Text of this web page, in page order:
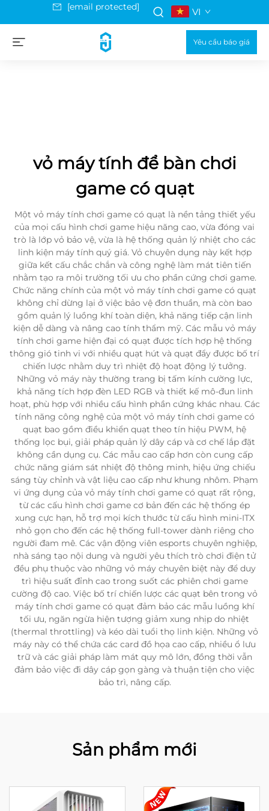
[email protected] VI
Yêu cầu báo giá
vỏ máy tính để bàn chơi
game có quạt
Một vỏ máy tính chơi game có quạt là nền tảng thiết yếu
của mọi cấu hình chơi game hiệu năng cao, vừa đóng vai
trò là lớp vỏ bảo vệ, vừa là hệ thống quản lý nhiệt cho các
linh kiện máy tính quý giá. Vỏ chuyên dụng này kết hợp
giữa kết cấu chắc chắn và công nghệ làm mát tiên tiến
nhằm tạo ra môi trường tối ưu cho phần cứng chơi game.
Chức năng chính của một vỏ máy tính chơi game có quạt
không chỉ dừng lại ở việc bảo vệ đơn thuần, mà còn bao
gồm quản lý luồng khí toàn diện, khả năng tiếp cận linh
kiện dễ dàng và nâng cao tính thẩm mỹ. Các mẫu vỏ máy
tính chơi game hiện đại có quạt được tích hợp hệ thống
thông gió tinh vi với nhiều quạt hút và quạt đẩy được bố trí
chiến lược nhằm duy trì nhiệt độ hoạt động lý tưởng.
Những vỏ máy này thường trang bị tấm kính cường lực,
khả năng tích hợp đèn LED RGB và thiết kế mô-đun linh
hoạt, phù hợp với nhiều cấu hình phần cứng khác nhau. Các
tính năng công nghệ của một vỏ máy tính chơi game có
quạt bao gồm điều khiển quạt theo tín hiệu PWM, hệ
thống lọc bụi, giải pháp quản lý dây cáp và cơ chế lắp đặt
không cần dụng cụ. Các mẫu cao cấp hơn còn cung cấp
chức năng giám sát nhiệt độ thông minh, hiệu ứng chiếu
sáng tùy chỉnh và vật liệu cao cấp như khung nhôm. Phạm
vi ứng dụng của vỏ máy tính chơi game có quạt rất rộng,
từ các cấu hình chơi game cơ bản đến các hệ thống ép
xung cực hạn, hỗ trợ mọi kích thước từ cấu hình mini-ITX
nhỏ gọn cho đến các hệ thống full-tower dành riêng cho
người đam mê. Các vận động viên esports chuyên nghiệp,
nhà sáng tạo nội dung và người yêu thích trò chơi điện tử
đều phụ thuộc vào những vỏ máy chuyên biệt này để duy
trì hiệu suất đỉnh cao trong suốt các phiên chơi game
cường độ cao. Việc bố trí chiến lược các quạt bên trong vỏ
máy tính chơi game có quạt đảm bảo các mẫu luồng khí
tối ưu, ngăn ngừa hiện tượng giảm xung nhịp do nhiệt
(thermal throttling) và kéo dài tuổi thọ linh kiện. Những vỏ
máy này có thể chứa các card đồ họa cao cấp, nhiều ổ lưu
trữ và các giải pháp làm mát quy mô lớn, đồng thời vẫn
đảm bảo việc đi dây cáp gọn gàng và thuận tiện cho việc
bảo trì, nâng cấp.
Sản phẩm mới